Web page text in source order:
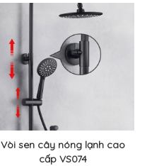
Vòi sen cây nóng lạnh cao
cấp VS074